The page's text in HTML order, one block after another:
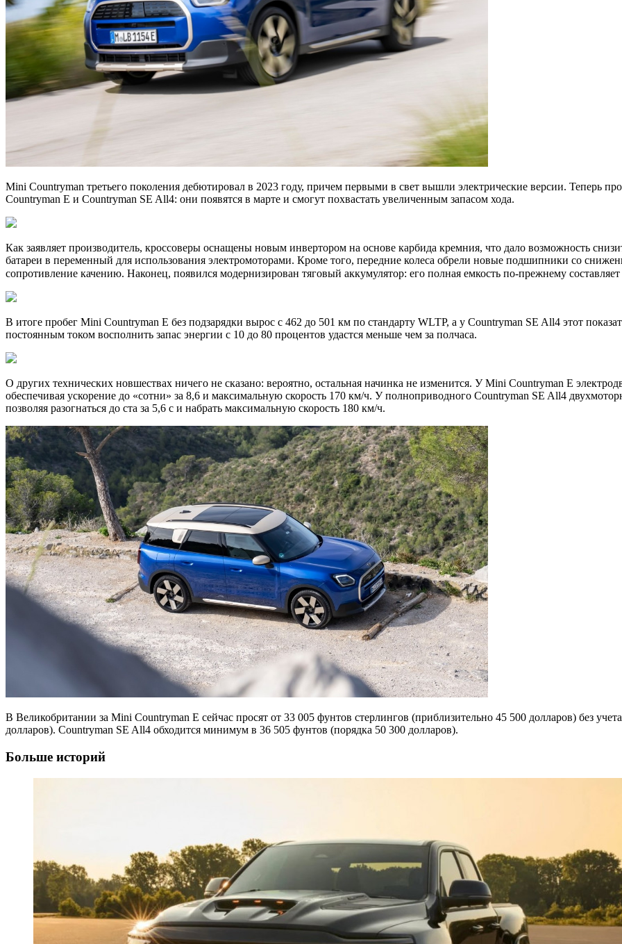
Mini Countryman третьего поколения дебютировал в 2023 году, причем первыми в свет вышли электрические версии. Теперь
Countryman E и Countryman SE All4: они появятся в марте и смогут похвастать увеличенным запасом хода.
Как заявляет производитель, кроссоверы оснащены новым инвертором на основе карбида кремния, что дало возможность
батареи в переменный для использования электромоторами. Кроме того, передние колеса обрели новые подшипники со
сопротивление качению. Наконец, появился модернизирован тяговый аккумулятор: его полная емкость по-прежнему
В итоге пробег Mini Countryman E без подзарядки вырос с 462 до 501 км по стандарту WLTP, а у Countryman SE All4 этот
постоянным током восполнить запас энергии с 10 до 80 процентов удастся меньше чем за полчаса.
О других технических новшествах ничего не сказано: вероятно, остальная начинка не изменится. У Mini Countryman E
обеспечивая ускорение до «сотни» за 8,6 и максимальную скорость 170 км/ч. У полноприводного Countryman SE All4
позволяя разогнаться до ста за 5,6 с и набрать максимальную скорость 180 км/ч.
В Великобритании за Mini Countryman E сейчас просят от 33 005 фунтов стерлингов (приблизительно 45 500 долларов) без
долларов). Countryman SE All4 обходится минимум в 36 505 фунтов (порядка 50 300 долларов).
Больше историй